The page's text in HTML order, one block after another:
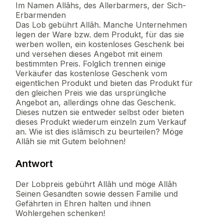
Im Namen Allâhs, des Allerbarmers, der Sich-
Erbarmenden
Das Lob gebührt Allâh. Manche Unternehmen
legen der Ware bzw. dem Produkt, für das sie
werben wollen, ein kostenloses Geschenk bei
und versehen dieses Angebot mit einem
bestimmten Preis. Folglich trennen einige
Verkäufer das kostenlose Geschenk vom
eigentlichen Produkt und bieten das Produkt für
den gleichen Preis wie das ursprüngliche
Angebot an, allerdings ohne das Geschenk.
Dieses nutzen sie entweder selbst oder bieten
dieses Produkt wiederum einzeln zum Verkauf
an. Wie ist dies islâmisch zu beurteilen? Möge
Allâh sie mit Gutem belohnen!
Antwort
Der Lobpreis gebührt Allâh und möge Allâh
Seinen Gesandten sowie dessen Familie und
Gefährten in Ehren halten und ihnen
Wohlergehen schenken!